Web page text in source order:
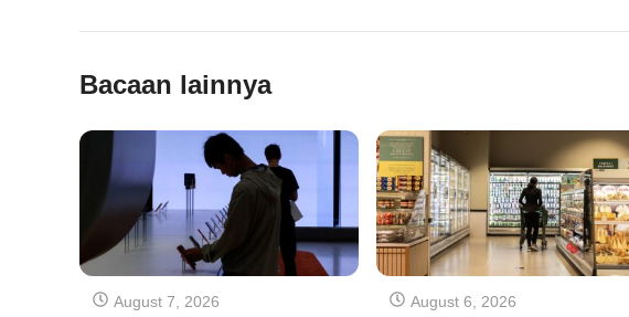
Bacaan lainnya
August 7, 2026 August 6, 2026